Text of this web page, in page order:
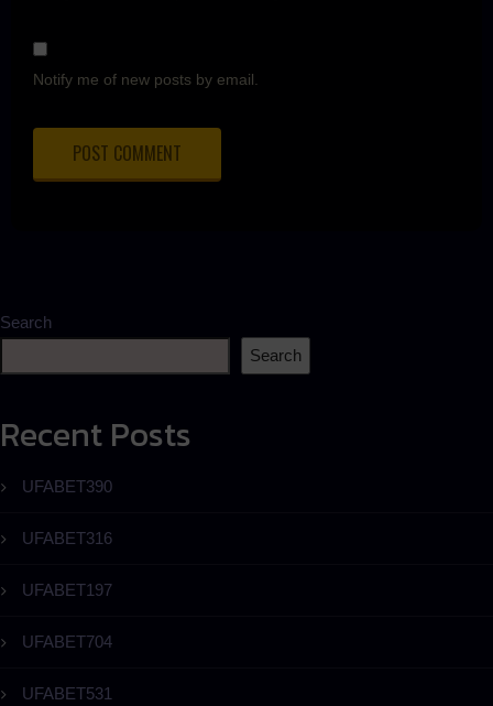
Notify me of new posts by email.
Search
Search
Recent Posts
UFABET390
UFABET316
UFABET197
UFABET704
UFABET531